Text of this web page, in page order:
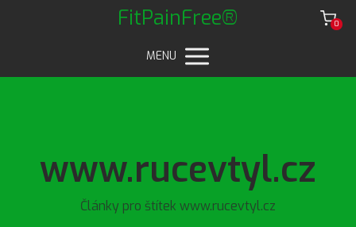
FitPainFree® 0
MENU
www.rucevtyl.cz
Články pro štítek www.rucevtyl.cz